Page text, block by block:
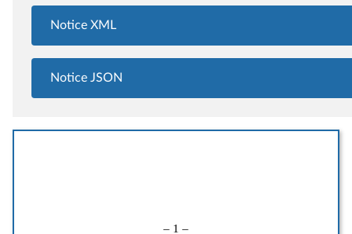
Notice XML
Notice JSON